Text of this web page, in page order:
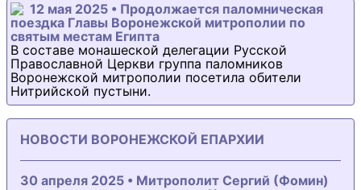
12 мая 2025 • Продолжается паломническая
поездка Главы Воронежской митрополии по
святым местам Египта
В составе монашеской делегации Русской
Православной Церкви группа паломников
Воронежской митрополии посетила обители
Нитрийской пустыни.
НОВОСТИ ВОРОНЕЖСКОЙ ЕПАРХИИ
30 апреля 2025 • Митрополит Сергий (Фомин)